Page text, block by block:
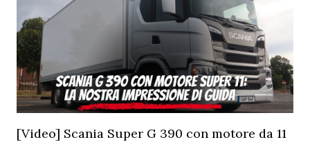
[Video] Scania Super G 390 con motore da 11